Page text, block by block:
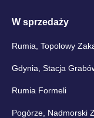
W sprzedaży
Rumia, Topolowy
Gdynia, Stacja
Rumia Formeli
Pogórze, Nadmorski